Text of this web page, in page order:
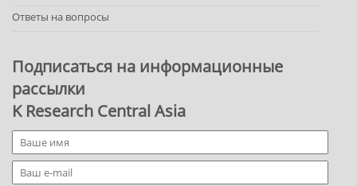
Ответы на вопросы
Подписаться на информационные
рассылки
K Research Central Asia